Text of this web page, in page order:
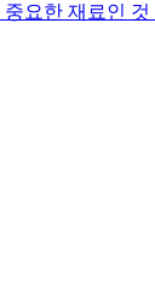
한 재료인